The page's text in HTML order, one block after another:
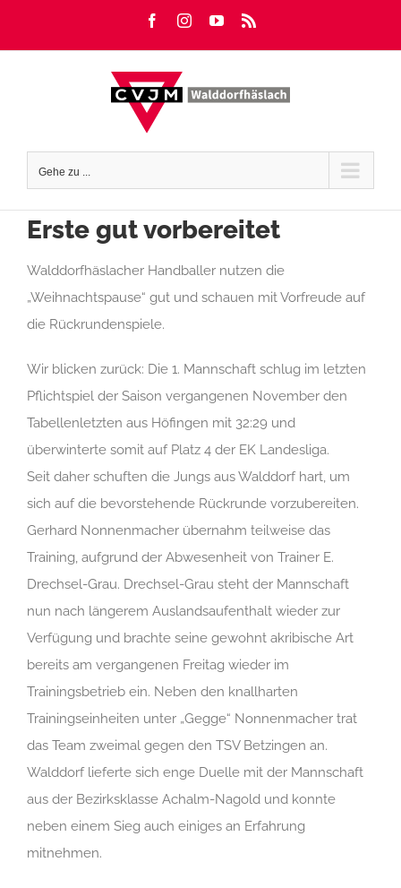
FacebookInstagramYouTube
Gehe zu ...
Erste gut vorbereitet
Walddorfhäslacher Handballer nutzen die
„Weihnachtspause“ gut und schauen mit Vorfreude auf
die Rückrundenspiele.
Wir blicken zurück: Die 1. Mannschaft schlug im letzten
Pflichtspiel der Saison vergangenen November den
Tabellenletzten aus Höfingen mit 32:29 und
überwinterte somit auf Platz 4 der EK Landesliga.
Seit daher schuften die Jungs aus Walddorf hart, um
sich auf die bevorstehende Rückrunde vorzubereiten.
Gerhard Nonnenmacher übernahm teilweise das
Training, aufgrund der Abwesenheit von Trainer E.
Drechsel-Grau. Drechsel-Grau steht der Mannschaft
nun nach längerem Auslandsaufenthaltwieder zur
Verfügung und brachte seine gewohnt akribische Art
bereits am vergangenen Freitag wieder im
Trainingsbetrieb ein. Neben den knallharten
Trainingseinheiten unter „Gegge“ Nonnenmacher trat
das Team zweimal gegen den TSV Betzingen an.
Walddorf lieferte sich enge Duelle mit der Mannschaft
aus der Bezirksklasse Achalm-Nagold und konnte
neben einem Sieg auch einiges an Erfahrung
mitnehmen.